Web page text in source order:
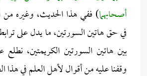
أصحابهما) ففي هذا الحديث، وغيره من
في حق هاتين السورتين، ما يدل على
بين هاتين السورتين الكريمتين،
وقفنا عليه من أقوال لأهل العلم في هذا